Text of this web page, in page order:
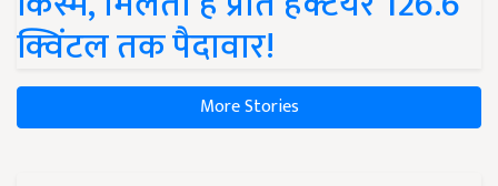
क्विंटल तक पैदावार!
More Stories